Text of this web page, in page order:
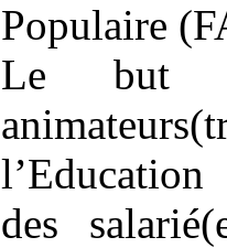
Populaire
Le but
des